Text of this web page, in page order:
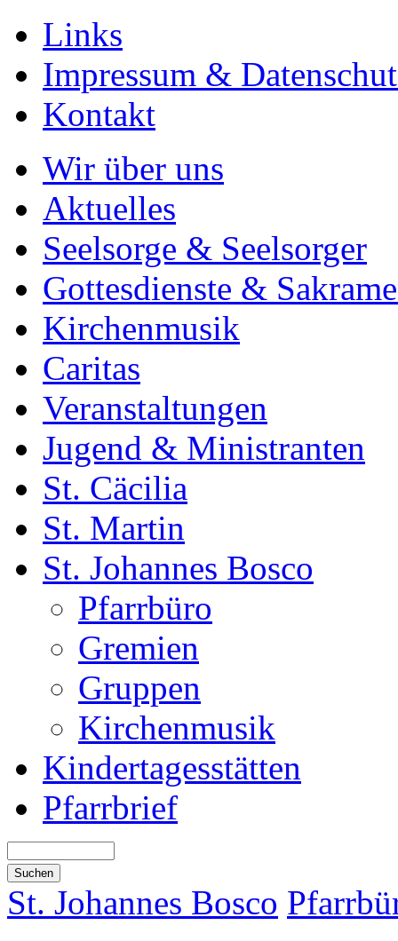
Links
Impressum &
Kontakt
Wir über uns
Aktuelles
Seelsorge & Seelsorger
Gottesdienste &
Kirchenmusik
Caritas
Veranstaltungen
Jugend & Ministranten
St. Cäcilia
St. Martin
St. Johannes Bosco
Pfarrbüro
Gremien
Gruppen
Kirchenmusik
Kindertagesstätten
Pfarrbrief
St. Johannes Bosco